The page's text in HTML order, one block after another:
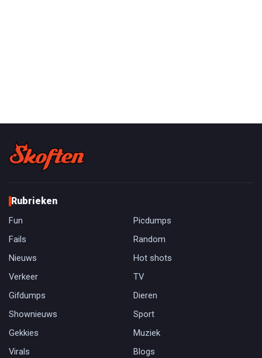
Rubrieken
Fun
Picdumps
Fails
Random
Nieuws
Hot shots
Verkeer
TV
Gifdumps
Dieren
Shownieuws
Sport
Gekkies
Muziek
Virals
Blogs